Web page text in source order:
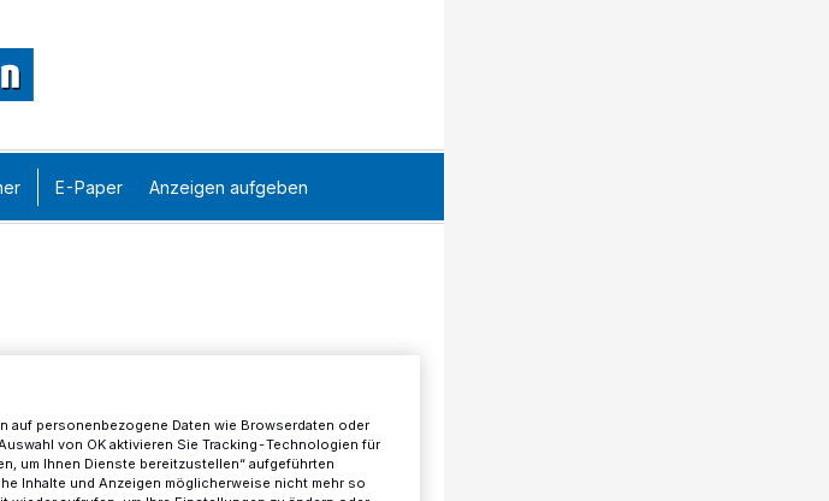
E-Paper Anzeigen aufgeben
auf personenbezogene Daten wie Browserdaten oder
von OK aktivieren Sie Tracking-Technologien für
um Ihnen Dienste bereitzustellen“ aufgeführten
Inhalte und Anzeigen möglicherweise nicht mehr so